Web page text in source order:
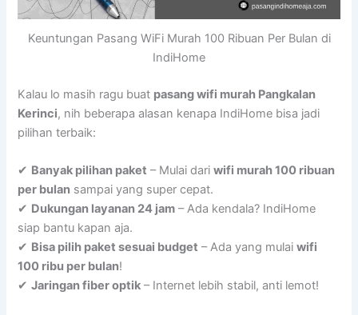
Keuntungan Pasang WiFi Murah 100 Ribuan Per Bulan di
IndiHome
Kalau lo masih ragu buat pasang wifi murah Pangkalan
Kerinci, nih beberapa alasan kenapa IndiHome bisa jadi
pilihan terbaik:
✔ Banyak pilihan paket – Mulai dariwifi murah 100 ribuan
per bulan sampai yang super cepat.
✔ Dukungan layanan 24 jam – Ada kendala? IndiHome
siap bantu kapan aja.
✔ Bisa pilih paket sesuai budget – Ada yang mulaiwifi
100 ribu per bulan!
✔Jaringan fiber optik – Internet lebih stabil, anti lemot!